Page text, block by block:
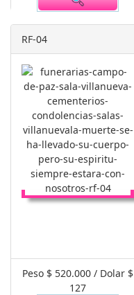
RF-04
Peso $ 520.000 / Dolar $
127